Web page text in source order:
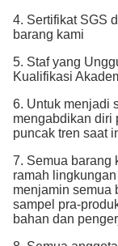
4. Sertifikat SGS
barang kami
5. Staf yang
Kualifikasi
6. Untuk menjadi
mengabdikan diri
puncak tren saat
7. Semua barang
ramah
menjamin semua
sampel pra-
bahan dan